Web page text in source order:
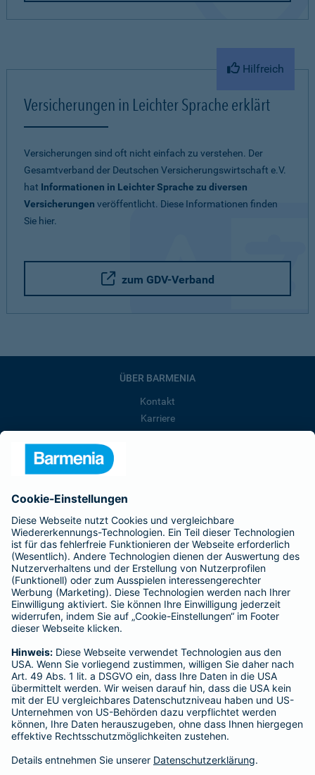
Hilfreich
Versicherungen in Leichter Sprache erklärt
Versicherungen sind oft nicht einfach zu verstehen. Der
Gesamtverband der Deutschen Versicherungswirtschaft e.V.
hat Informationen in Leichter Sprache zu diversen
Versicherungen veröffentlicht. Diese Informationen finden
Sie hier.
zum GDV-Verband
ÜBER BARMENIA
Kontakt
Karriere
Barmenia ist Teil der BarmeniaGothaer
BELIEBTE SEITEN
Kranken-Zusatzversicherung
Tierversicherungen
Haftpflichtversicherung
Hausratversicherung
Adresse ändern
Schaden melden
Kilometerstandsmeldung
Serviceübersicht